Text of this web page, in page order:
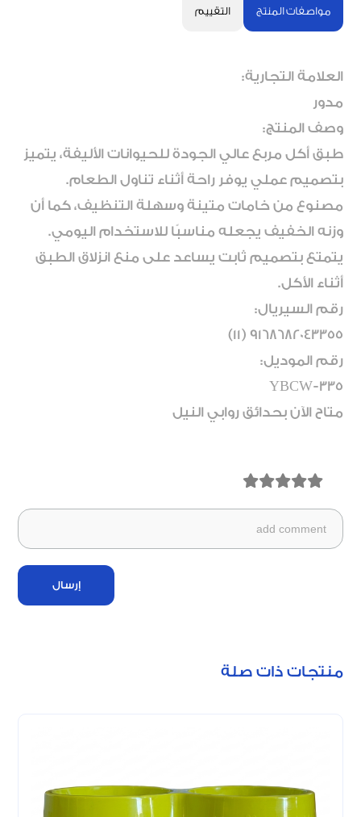
مواصفات المنتج التقييم
العلامة التجارية:
مدور
وصف المنتج:
طبق أكل مربع عالي الجودة للحيوانات الأليفة، يتميز
بتصميم عملي يوفر راحة أثناء تناول الطعام.
مصنوع من خامات متينة وسهلة التنظيف، كما أن
وزنه الخفيف يجعله مناسبًا للاستخدام اليومي.
يتمتع بتصميم ثابت يساعد على منع انزلاق الطبق
أثناء الأكل.
رقم السيريال:
9168682043355 (11)
رقم الموديل:
YBCW-335
متاح الآن بحدائق روابي النيل
إرسال
منتجات ذات صلة